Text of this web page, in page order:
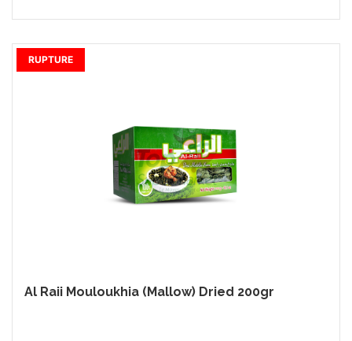
Al Raii Mouloukhia (Mallow) Dried 200gr
RUPTURE